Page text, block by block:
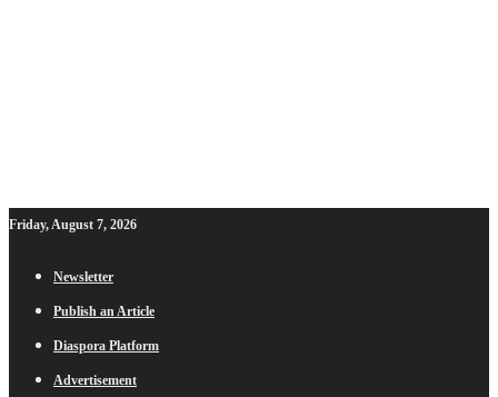
Friday, August 7, 2026
Newsletter
Publish an Article
Diaspora Platform
Advertisement